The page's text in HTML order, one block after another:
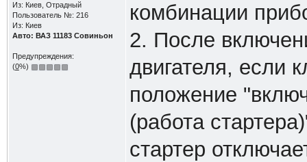
Из: Киев, Отрадный
Пользователь №: 216
Из: Киев
Авто: ВАЗ 11183 Совиньон
Предупреждения:
(0%)
комбинации
2. После
двигателя, если
положение
(работа
стартер